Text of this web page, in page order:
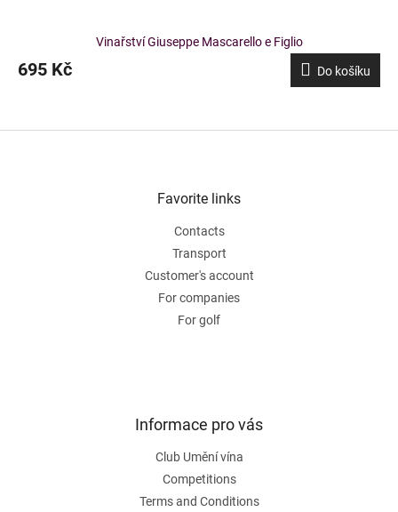
Vinařství Giuseppe Mascarello e Figlio
695 Kč Do košíku
Favorite links
Contacts
Transport
Customer's account
For companies
For golf
Informace pro vás
Club Umění vína
Competitions
Terms and Conditions